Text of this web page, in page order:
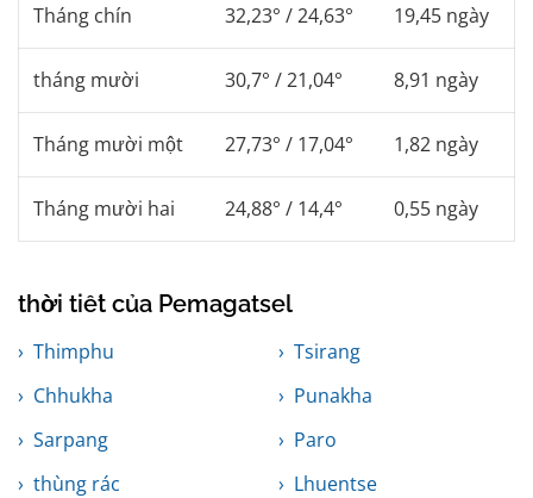
Tháng chín 32,23° / 24,63° 19,45 ngày
tháng mười 30,7° / 21,04° 8,91 ngày
Tháng mười một 27,73° / 17,04° 1,82 ngày
Tháng mười hai 24,88° / 14,4° 0,55 ngày
thời tiết của Pemagatsel
Thimphu
Tsirang
Chhukha
Punakha
Sarpang
Paro
thùng rác
Lhuentse